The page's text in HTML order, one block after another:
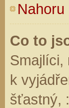
Nahoru
Co to
Smajlíci,
k
šťastný,